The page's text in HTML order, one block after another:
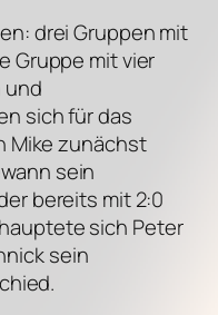
drei Gruppen mit
Gruppe mit vier
und
sich für das
Mike zunächst
sein
bereits mit 2:0
sich Peter
sein